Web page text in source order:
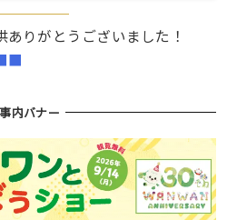
ありがとうございました！
内バナー